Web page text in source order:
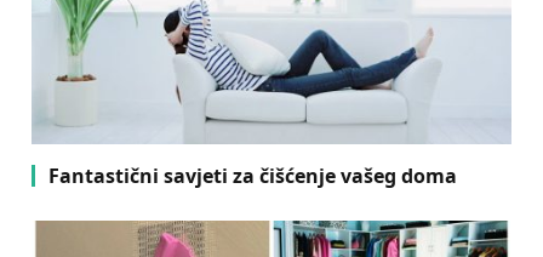
Fantastični savjeti za čišćenje vašeg doma